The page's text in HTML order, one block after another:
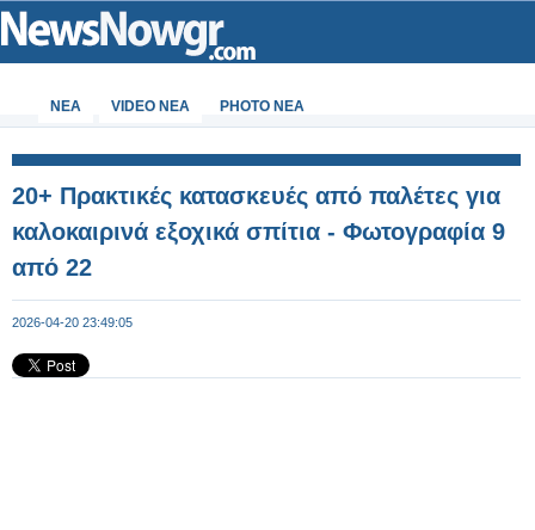
ΝΕΑ VIDEO NEA PHOTO NEA
20+ Πρακτικές κατασκευές από παλέτες για
καλοκαιρινά εξοχικά σπίτια - Φωτογραφία 9
από 22
2026-04-20 23:49:05